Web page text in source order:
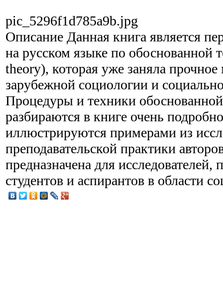
pic_5296f1d785a9b.jpg
Описание Данная книга является
на русском языке по обоснованной
theory), которая уже заняла прочное
зарубежной социологии и
Процедуры и техники
разбираются в книге очень
иллюстрируются примерами из
преподавательской практики
предназначена для исследователей,
студентов и аспирантов в области